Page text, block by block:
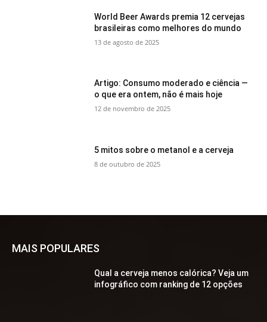
World Beer Awards premia 12 cervejas
brasileiras como melhores do mundo
13 de agosto de 2025
Artigo: Consumo moderado e ciência —
o que era ontem, não é mais hoje
12 de novembro de 2025
5 mitos sobre o metanol e a cerveja
8 de outubro de 2025
MAIS POPULARES
Qual a cerveja menos calórica? Veja um
infográfico com ranking de 12 opções